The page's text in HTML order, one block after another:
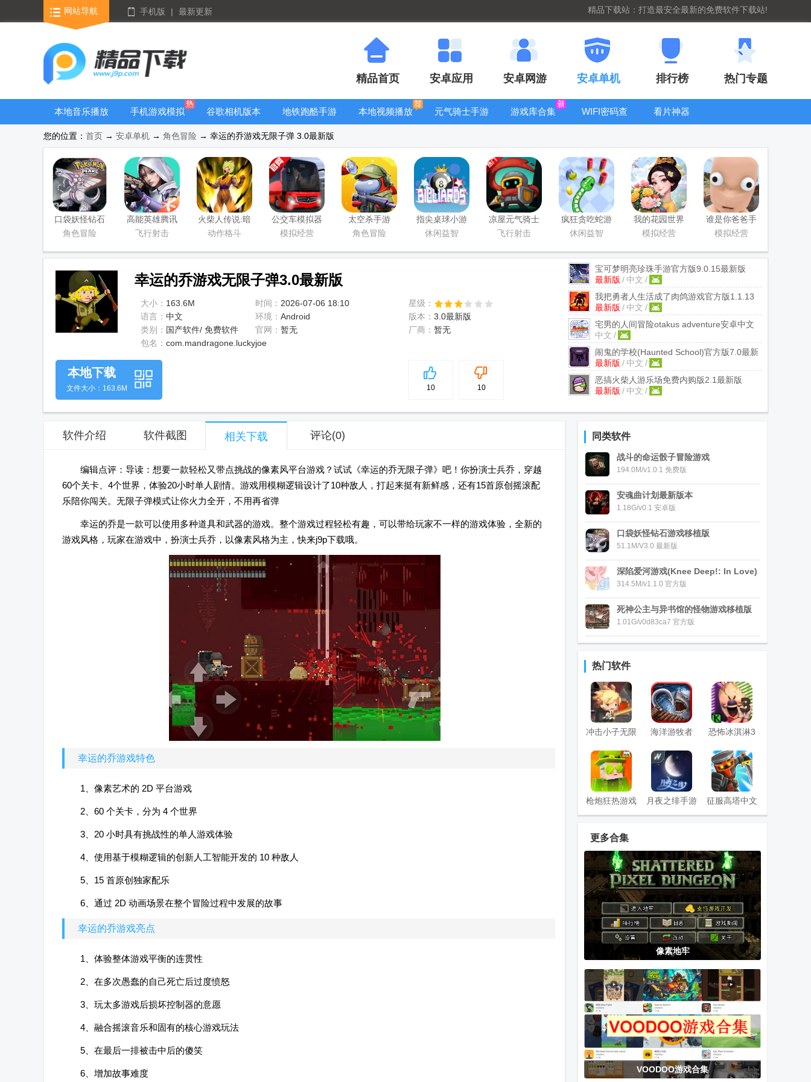
网站导航 手机版 | 最新更新 精品下载站：打造最安全最新的免费软件下载站!
精品首页 安卓应用 安卓网游 安卓单机 排行榜 热门专题
本地音乐播放
手机游戏模拟
器安卓版合集
谷歌相机版本
大全
地铁跑酷手游
本地视频播放
元气骑士手游
游戏库合集
WIFI密码查
看片神器
全
您的位置： 首页 → 安卓单机 → 角色冒险 → 幸运的乔游戏无限子弹 3.0最新版
口袋妖怪钻石
游戏移植版
角色冒险
高能英雄腾讯
版
飞行射击
火柴人传说:暗
影战争手游版
动作格斗
公交车模拟器
官方版(Bus
Ultimate)
模拟经营
太空杀手游
角色冒险
指尖桌球小游
戏
休闲益智
凉屋元气骑士
前传手游
飞行射击
疯狂贪吃蛇游
戏最新版
休闲益智
我的花园世界
最新版
模拟经营
谁是你爸爸手
游正版(Who's
模拟经营
幸运的乔游戏无限子弹3.0最新版
大小： 163.6M 时间： 2026-07-06 18:10
星级：
语言： 中文 环境： Android 版本： 3.0最新版
类别： 国产软件/ 免费软件 官网： 暂无 厂商： 暂无
包名： com.mandragone.luckyjoe
宝可梦明亮珍珠手游官方版9.0.15最新版
最新版 / 中文 /
我把勇者人生活成了肉鸽游戏官方版1.1.13
最新版
最新版 / 中文 /
宅男的人间冒险otakus adventure安卓中文
版1.2.3 手机版
中文 /
闹鬼的学校(Haunted School)官方版7.0最新
版
最新版 / 中文 /
恶搞火柴人游乐场免费内购版2.1最新版
最新版 / 中文 /
5
10 10
本地下载
文件大小：163.6M
软件介绍 软件截图 相关下载 评论(0)
编辑点评：导读：想要一款轻松又带点挑战的像素风平台游戏？试试《幸运的乔无限子弹》吧！你扮演士兵乔，穿越
60个关卡、4个世界，体验20小时单人剧情。游戏用模糊逻辑设计了10种敌人，打起来挺有新鲜感，还有15首原创摇滚配
乐陪你闯关。无限子弹模式让你火力全开，不用再省弹
幸运的乔是一款可以使用多种道具和武器的游戏。整个游戏过程轻松有趣，可以带给玩家不一样的游戏体验，全新的
游戏风格，玩家在游戏中，扮演士兵乔，以像素风格为主，快来j9p下载哦。
幸运的乔游戏特色
1、像素艺术的 2D 平台游戏
2、60 个关卡，分为 4 个世界
3、20 小时具有挑战性的单人游戏体验
4、使用基于模糊逻辑的创新人工智能开发的 10 种敌人
5、15 首原创独家配乐
6、通过 2D 动画场景在整个冒险过程中发展的故事
幸运的乔游戏亮点
1、体验整体游戏平衡的连贯性
2、在多次愚蠢的自己死亡后过度愤怒
3、玩太多游戏后损坏控制器的意愿
4、融合摇滚音乐和固有的核心游戏玩法
5、在最后一排被击中后的傻笑
6、增加故事难度
同类软件
战斗的命运骰子冒险游戏
194.0M/v1.0.1 免费版
安魂曲计划最新版本
1.18G/v0.1 安卓版
口袋妖怪钻石游戏移植版
51.1M/V3.0 最新版
深陷爱河游戏(Knee Deep!: In Love)
314.5M/v1.1.0 官方版
死神公主与异书馆的怪物游戏移植版
1.01G/v0d83ca7 官方版
热门软件
冲击小子无限
钻石版
海洋游牧者
Raft Survival
国际版
恐怖冰淇淋3
国际版
枪炮狂热游戏
(Fan of Guns)
月夜之绯手游
征服高塔中文
无限钻石
我的小花仙无
限金币版
只有一个真相
游戏无限提示
版
狂暴战龙去广
告版
战斗的命运骰
子冒险游戏
办公室大乱斗
免广告版
安魂曲计划最
新版本
潜水员戴夫全
DLC手机汉化
版游戏(DAVE
THE DIVER)
闲置小偷大师
幸福家里蹲的
养成方法(语音
DLC)正式版
飞机大厨无限 今天都是腿小 RIDDLEJOKER
更多合集
像素地牢
VOODOO游戏合集